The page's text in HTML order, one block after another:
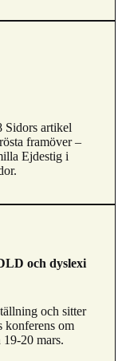
Sidors artikel
framöver –
Ejdestig i
och dyslexi
och sitter
konferens om
20 mars.